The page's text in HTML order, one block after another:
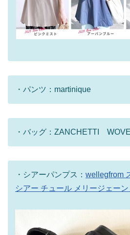
・パンツ：martinique
・バッグ：ZANCHETTI
・シアーパンプス： wellegfrom
シアー チュール メリージェーン